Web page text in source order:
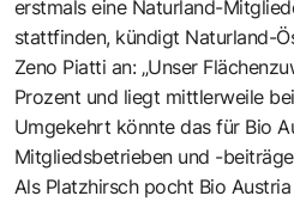
erstmals eine Naturland-
stattfinden, kündigt Naturland-
Zeno Piatti an: „Unser
Prozent und liegt mittlerweile
Umgekehrt könnte das für Bio
Mitgliedsbetrieben und -
Als Platzhirsch pocht Bio